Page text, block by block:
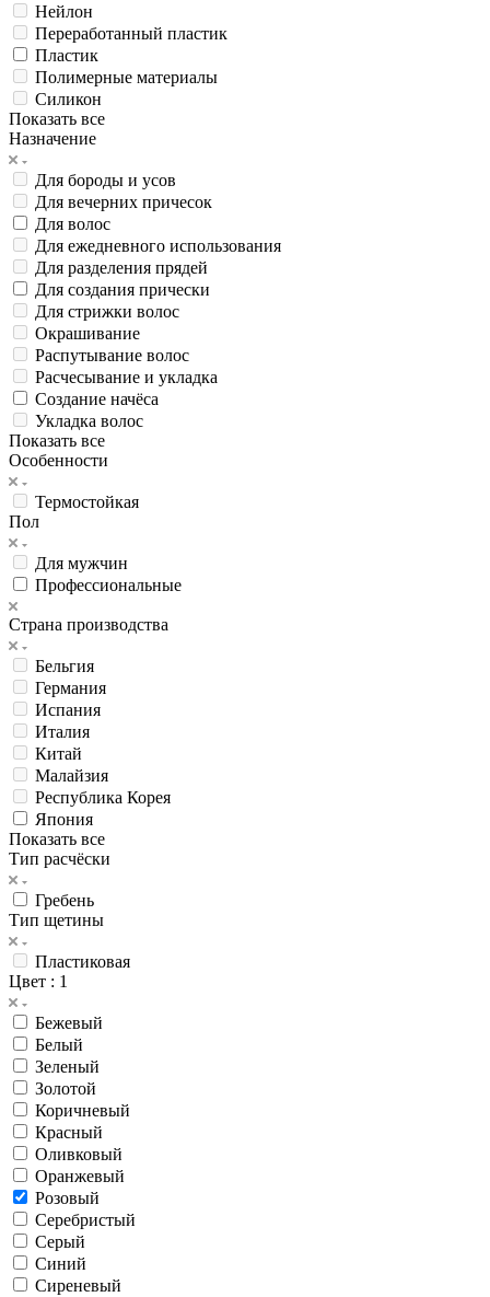
Нейлон
Переработанный пластик
Пластик
Полимерные материалы
Силикон
Показать все
Назначение
Для бороды и усов
Для вечерних причесок
Для волос
Для ежедневного использования
Для разделения прядей
Для создания прически
Для стрижки волос
Окрашивание
Распутывание волос
Расчесывание и укладка
Создание начёса
Укладка волос
Показать все
Особенности
Термостойкая
Пол
Для мужчин
Профессиональные
Страна производства
Бельгия
Германия
Испания
Италия
Китай
Малайзия
Республика Корея
Япония
Показать все
Тип расчёски
Гребень
Тип щетины
Пластиковая
Цвет : 1
Бежевый
Белый
Зеленый
Золотой
Коричневый
Красный
Оливковый
Оранжевый
Розовый
Серебристый
Серый
Синий
Сиреневый